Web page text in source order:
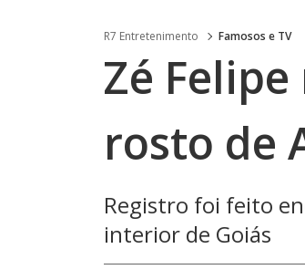
R7 Entretenimento Famosos e TV
Zé
rosto de
Registro foi feito
interior de Goiás